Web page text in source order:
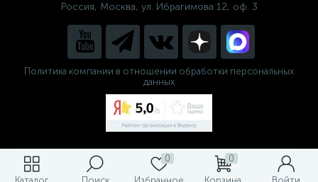
0 0
Россия, Москва, ул. Ибрагимова 12, оф. 3
Политика компании в отношении обработки персональных
данных